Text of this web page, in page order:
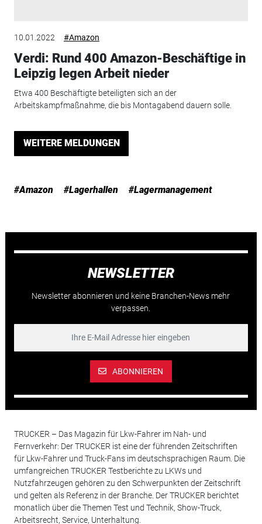
10.01.2022 #Amazon
Verdi: Rund 400 Amazon-Beschäftige in
Leipzig legen Arbeit nieder
Etwa 400 Beschäftigte beteiligten sich an der
Arbeitskampfmaßnahme, die bis Montagabend dauern solle.
WEITERE MELDUNGEN
#Amazon #Lagerhallen #Lagermanagement
NEWSLETTER
Newsletter abonnieren und keine Branchen-News mehr
verpassen.
ABONNIEREN
TRUCKER – Das Magazin für Lkw-Fahrer im Nah- und
Fernverkehr: Der TRUCKER ist eine der führenden Zeitschriften
für Lkw-Fahrer und Truck-Fans im deutschsprachigen Raum. Die
umfangreichen TRUCKER Testberichte zu LKWs und
Nutzfahrzeugen gehören zu den Schwerpunkten der Zeitschrift
und gelten als Referenz in der Branche. Der TRUCKER berichtet
monatlich über die Themen Test und Technik, Show-Truck,
Arbeitsrecht, Service, Unterhaltung.